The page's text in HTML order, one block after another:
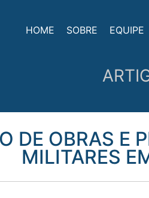
HOME SOBRE EQUIPE
DE OBRAS E
MILITARES